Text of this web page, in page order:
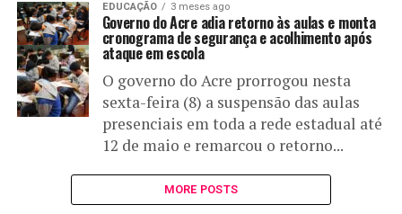
EDUCAÇÃO 3 meses ago
Governo do Acre adia retorno às aulas e monta
cronograma de segurança e acolhimento após
ataque em escola
O governo do Acre prorrogou nesta
sexta-feira (8) a suspensão das aulas
presenciais em toda a rede estadual até
12 de maio e remarcou o retorno...
MORE POSTS